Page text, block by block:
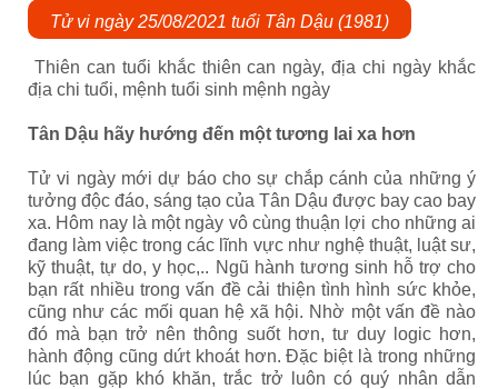
Tử vi ngày 25/08/2021 tuổi Tân Dậu (1981)
Thiên can tuổi khắc thiên can ngày, địa chi ngày khắc
địa chi tuổi, mệnh tuổi sinh mệnh ngày
Tân Dậu hãy hướng đến một tương lai xa hơn
Tử vi ngày mới dự báo cho sự chắp cánh của những ý
tưởng độc đáo, sáng tạo của Tân Dậu được bay cao bay
xa. Hôm nay là một ngày vô cùng thuận lợi cho những ai
đang làm việc trong các lĩnh vực như nghệ thuật, luật sư,
kỹ thuật, tự do, y học,.. Ngũ hành tương sinh hỗ trợ cho
bạn rất nhiều trong vấn đề cải thiện tình hình sức khỏe,
cũng như các mối quan hệ xã hội. Nhờ một vấn đề nào
đó mà bạn trở nên thông suốt hơn, tư duy logic hơn,
hành động cũng dứt khoát hơn. Đặc biệt là trong những
lúc bạn gặp khó khăn, trắc trở luôn có quý nhân dẫn